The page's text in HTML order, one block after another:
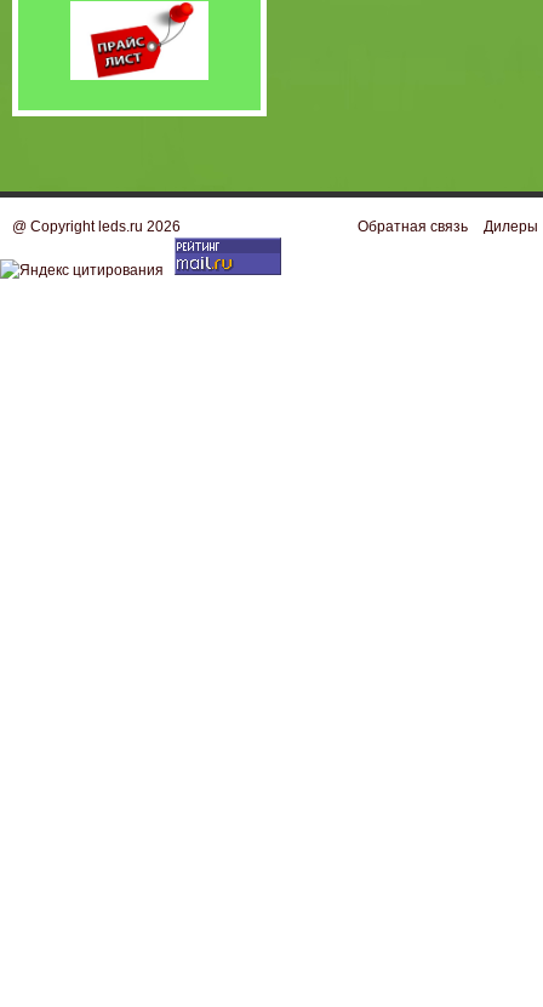
@ Copyright leds.ru 2026 Обратная связь Дилеры